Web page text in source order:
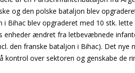
og den polske bataljon blev
Bihac blev opgraderet med 10 stk.
enheder ændret fra letbevæbnede
den franske bataljon i Bihac). Det nye
kontrol over sektoren og genskabe de